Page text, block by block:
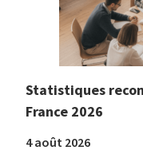
Statistiques
France 2026
4 août 2026